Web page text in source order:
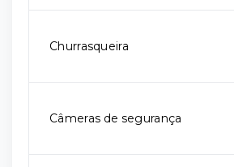
Churrasqueira
Câmeras de segurança